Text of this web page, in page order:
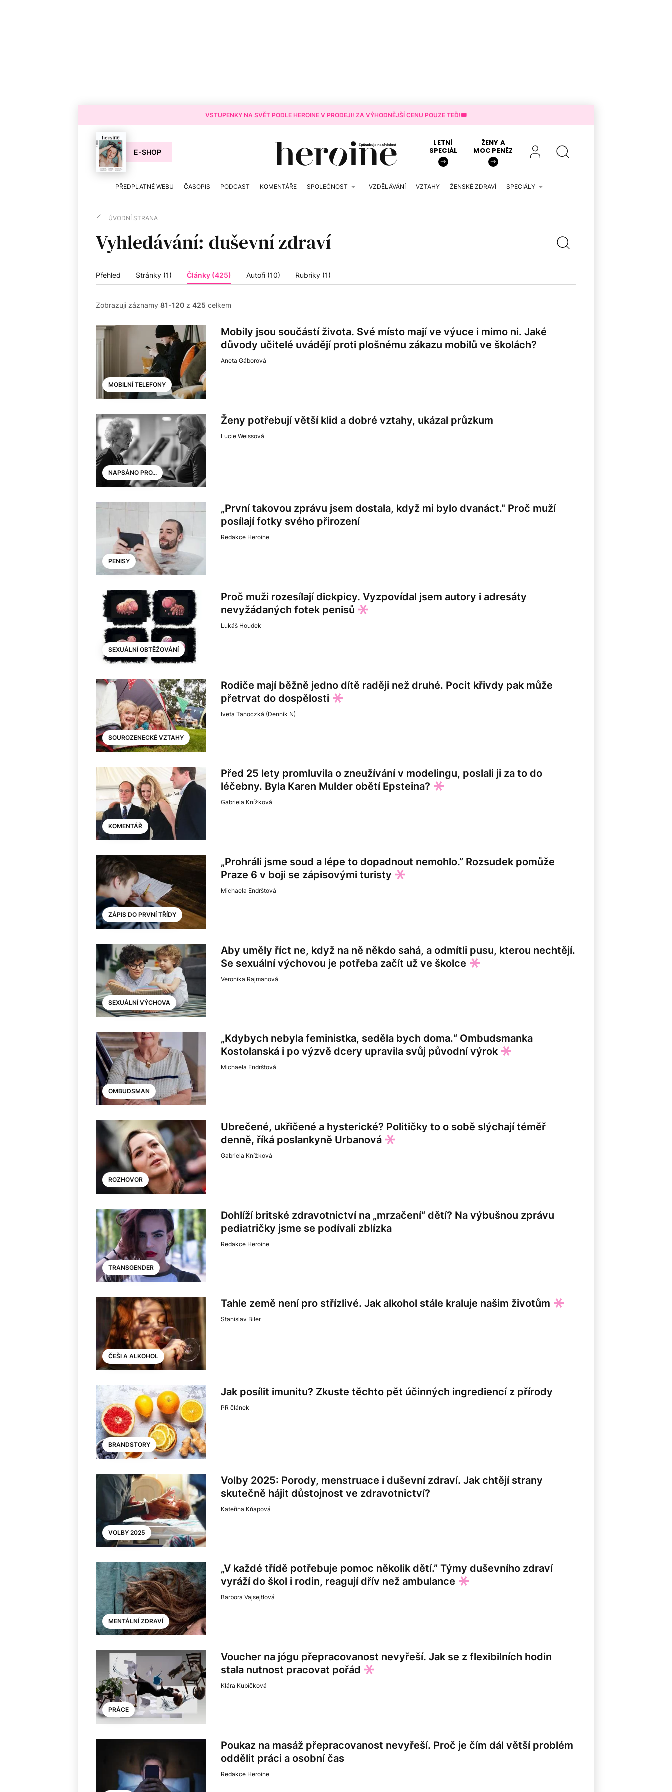
VSTUPENKY NA SVĚT PODLE HEROINE V PRODEJI! ZA VÝHODNĚJŠÍ CENU POUZE TEĎ!🎟️
E-SHOP
LETNÍ
SPECIÁL
ŽENY A
MOC PENĚZ
PŘEDPLATNÉ WEBU ČASOPIS PODCAST KOMENTÁŘE SPOLEČNOST VZDĚLÁVÁNÍ VZTAHY ŽENSKÉ ZDRAVÍ SPECIÁLY
ÚVODNÍ STRANA
Vyhledávání:
Přehled Stránky (1) Články (425) Autoři (10) Rubriky (1)
Zobrazuji záznamy 81-120 z 425 celkem
MOBILNÍ TELEFONY
Mobily jsou součástí života. Své místo mají ve výuce i mimo ni. Jaké
důvody učitelé uvádějí proti plošnému zákazu mobilů ve školách?
Aneta Gáborová
NAPSÁNO PRO...
Ženy potřebují větší klid a dobré vztahy, ukázal průzkum
Lucie Weissová
PENISY
„První takovou zprávu jsem dostala, když mi bylo dvanáct." Proč muží
posílají fotky svého přirození
Redakce Heroine
SEXUÁLNÍ OBTĚŽOVÁNÍ
Proč muži rozesílají dickpicy. Vyzpovídal jsem autory i adresáty
nevyžádaných fotek penisů
Lukáš Houdek
SOUROZENECKÉ VZTAHY
Rodiče mají běžně jedno dítě raději než druhé. Pocit křivdy pak může
přetrvat do dospělosti
Iveta Tanoczká (Denník N)
KOMENTÁŘ
Před 25 lety promluvila o zneužívání v modelingu, poslali ji za to do
léčebny. Byla Karen Mulder obětí Epsteina?
Gabriela Knížková
ZÁPIS DO PRVNÍ TŘÍDY
„Prohráli jsme soud a lépe to dopadnout nemohlo.” Rozsudek pomůže
Praze 6 v boji se zápisovými turisty
Michaela Endrštová
SEXUÁLNÍ VÝCHOVA
Aby uměly říct ne, když na ně někdo sahá, a odmítli pusu, kterou nechtějí.
Se sexuální výchovou je potřeba začít už ve školce
Veronika Rajmanová
OMBUDSMAN
„Kdybych nebyla feministka, seděla bych doma.“ Ombudsmanka
Kostolanská i po výzvě dcery upravila svůj původní výrok
Michaela Endrštová
ROZHOVOR
Ubrečené, ukřičené a hysterické? Političky to o sobě slýchají téměř
denně, říká poslankyně Urbanová
Gabriela Knížková
TRANSGENDER
Dohlíží britské zdravotnictví na „mrzačení“ dětí? Na výbušnou zprávu
pediatričky jsme se podívali zblízka
Redakce Heroine
ČEŠI A ALKOHOL
Tahle země není pro střízlivé. Jak alkohol stále kraluje našim životům
Stanislav Biler
BRANDSTORY
Jak posílit imunitu? Zkuste těchto pět účinných ingrediencí z přírody
PR článek
VOLBY 2025
Volby 2025: Porody, menstruace i duševní zdraví. Jak chtějí strany
skutečně hájit důstojnost ve zdravotnictví?
Kateřina Kňapová
MENTÁLNÍ ZDRAVÍ
„V každé třídě potřebuje pomoc několik dětí.” Týmy duševního zdraví
vyráží do škol i rodin, reagují dřív než ambulance
Barbora Vajsejtlová
PRÁCE
Voucher na jógu přepracovanost nevyřeší. Jak se z flexibilních hodin
stala nutnost pracovat pořád
Klára Kubíčková
Poukaz na masáž přepracovanost nevyřeší. Proč je čím dál větší problém
oddělit práci a osobní čas
Redakce Heroine